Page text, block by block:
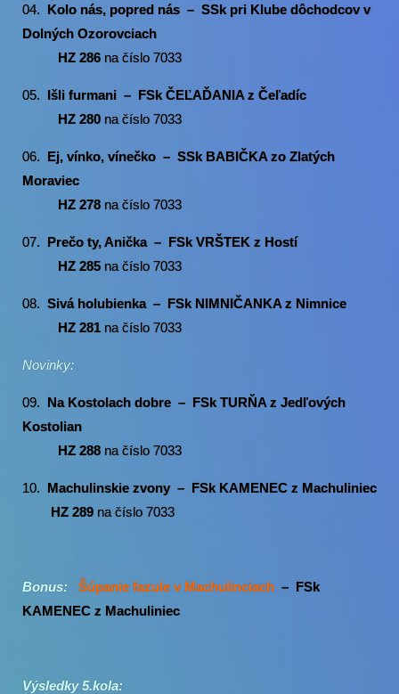
04. Kolo nás, popred nás – SSk pri Klube dôchodcov v
Dolných Ozorovciach
HZ 286 na číslo 7033
05. Išli furmani – FSk ČEĽAĎANIA z Čeľadíc
HZ 280 na číslo 7033
06. Ej, vínko, vínečko – SSk BABIČKA zo Zlatých
Moraviec
HZ 278 na číslo 7033
07. Prečo ty, Anička – FSk VRŠTEK z Hostí
HZ 285 na číslo 7033
08. Sivá holubienka – FSk NIMNIČANKA z Nimnice
HZ 281 na číslo 7033
Novinky:
09. Na Kostolach dobre – FSk TURŇA z Jedľových
Kostolian
HZ 288 na číslo 7033
10. Machulinskie zvony – FSk KAMENEC z Machuliniec
HZ 289 na číslo 7033
Bonus: Šúpanie fazule v Machulinciach – FSk
KAMENEC z Machuliniec
Výsledky 5.kola: